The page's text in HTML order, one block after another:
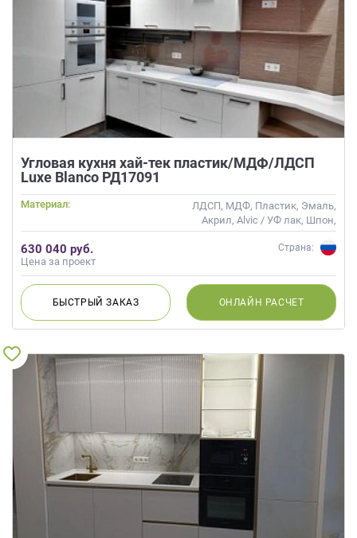
Угловая кухня хай-тек пластик/МДФ/ЛДСП
Luxe Blanco РД17091
Материал:
ЛДСП, МДФ, Пластик, Эмаль,
Акрил, Alvic / УФ лак, Шпон,
Глянцевые
630 040 руб.
Цена за проект
Страна:
БЫСТРЫЙЗАКАЗ ОНЛАЙН РАСЧЕТ